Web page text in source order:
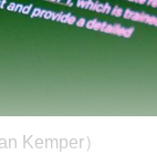
Kemper）